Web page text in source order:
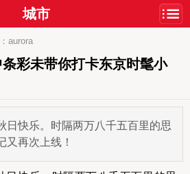
城市
aurora
彩未带你打卡东京时髦小
日快乐。时隔两万八千五百里的思
又再次上线！